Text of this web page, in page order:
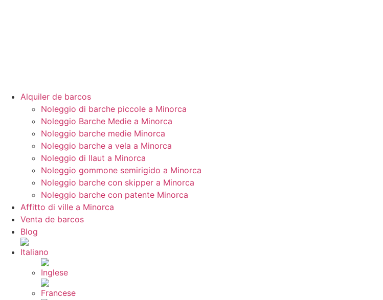
Alquiler de barcos
Noleggio di barche piccole a Minorca
Noleggio Barche Medie a Minorca
Noleggio barche medie Minorca
Noleggio barche a vela a Minorca
Noleggio di llaut a Minorca
Noleggio gommone semirigido a Minorca
Noleggio barche con skipper a Minorca
Noleggio barche con patente Minorca
Affitto di ville a Minorca
Venta de barcos
Blog